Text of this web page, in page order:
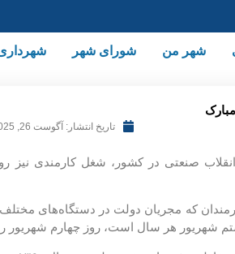
شهر من شورای شهر
تاریخ انتشار: آگوست 26, 2025
صنعتی در کشور، شغل کارمندی نیز
که مجریان دولت در دستگاه‌های
شهریور هر سال است، روز چهارم شهریور را